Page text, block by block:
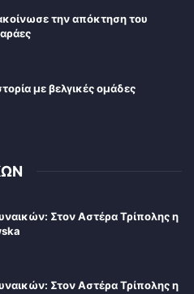
την απόκτηση του
με βελγικές ομάδες
Στον Αστέρα Τρίπολης η
Στον Αστέρα Τρίπολης η